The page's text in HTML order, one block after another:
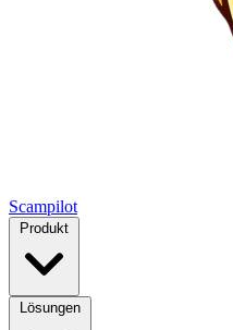
Scampilot